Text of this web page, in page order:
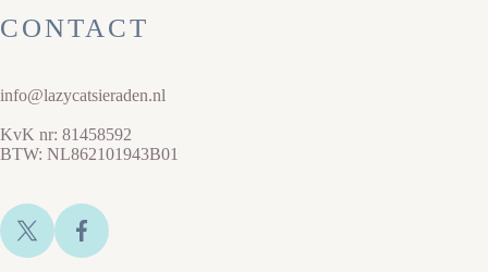
CONTACT
info@lazycatsieraden.nl
KvK nr: 81458592
BTW: NL862101943B01